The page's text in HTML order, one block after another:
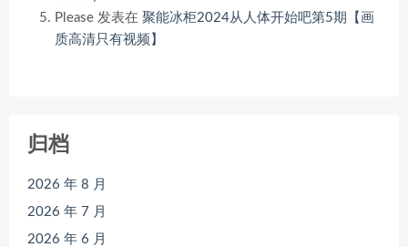
Please 发表在 聚能冰柜2024从人体开始吧第5期【画
质高清只有视频】
归档
2026 年 8 月
2026 年 7 月
2026 年 6 月